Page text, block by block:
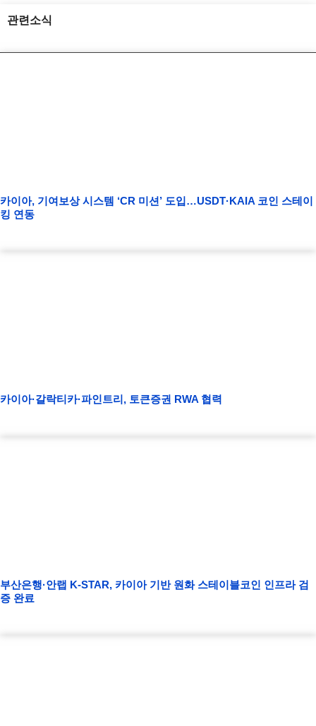
관련소식
카이아, 기여보상 시스템 ‘CR 미션’ 도입…USDT·KAIA 코인 스테이
킹 연동
카이아·갈락티카·파인트리, 토큰증권 RWA 협력
부산은행·안랩 K-STAR, 카이아 기반 원화 스테이블코인 인프라 검
증 완료